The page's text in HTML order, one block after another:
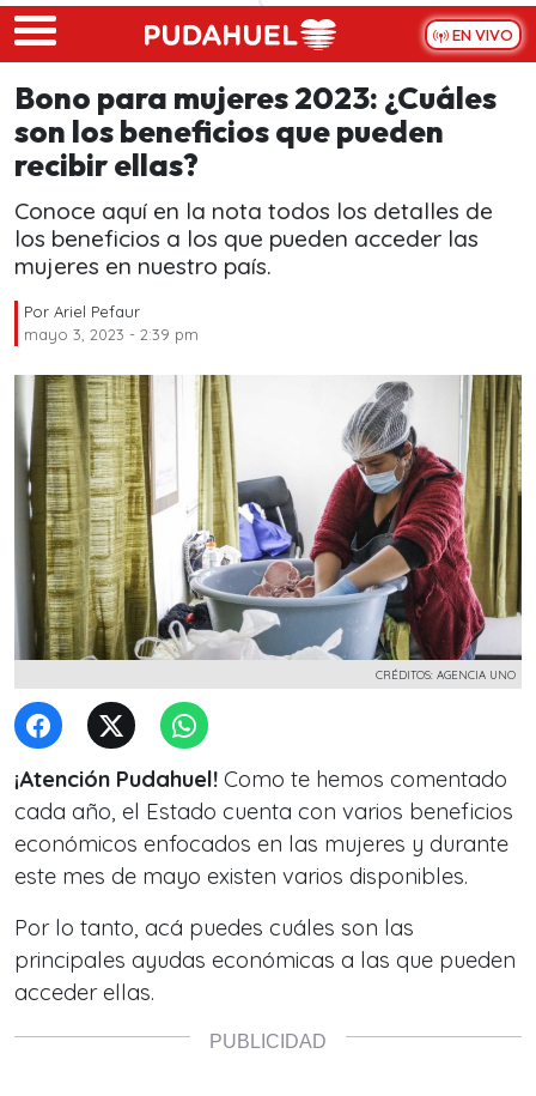
Skip to main content
EN VIVO
Bono para mujeres 2023: ¿Cuáles
son los beneficios que pueden
recibir ellas?
Conoce aquí en la nota todos los detalles de
los beneficios a los que pueden acceder las
mujeres en nuestro país.
Por Ariel Pefaur
mayo 3, 2023 - 2:39 pm
CRÉDITOS: AGENCIA UNO
¡Atención Pudahuel! Como te hemos comentado
cada año, el Estado cuenta con varios beneficios
económicos enfocados en las mujeres y durante
este mes de mayo existen varios disponibles.
Por lo tanto, acá puedes cuáles son las
principales ayudas económicas a las que pueden
acceder ellas.